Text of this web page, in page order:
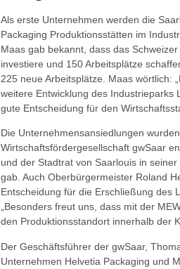
Als erste Unternehmen werden die
Packaging Produktionsstätten im
Maas gab bekannt, dass das
investiere und 150 Arbeitsplätze
225 neue Arbeitsplätze. Maas wörtlich:
weitere Entwicklung des Industrieparks
gute Entscheidung für den
Die Unternehmensansiedlungen
Wirtschaftsfördergesellschaft gwSaar
und der Stadtrat von Saarlouis in
gab. Auch Oberbürgermeister Roland
Entscheidung für die Erschließung des
„Besonders freut uns, dass mit der
den Produktionsstandort innerhalb der
Der Geschäftsführer der gwSaar,
Unternehmen Helvetia Packaging und